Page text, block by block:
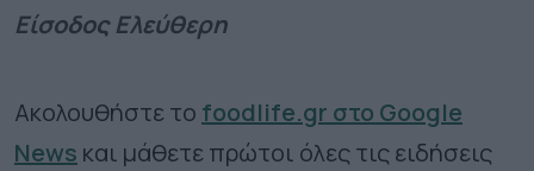
Είσοδος Ελεύθερη
Ακολουθήστε το foodlife.gr στο Google
News και μάθετε πρώτοι όλες τις ειδήσεις